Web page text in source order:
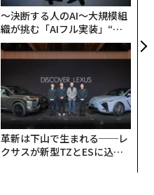
〜決断する人のAI〜大規模組
織が挑む「AIフル実装」“使
う”企業から“動く”企業へ【N
TTドコモビジネス×PwC】
革新は下山で生まれる──レ
クサスが新型TZとESに込め